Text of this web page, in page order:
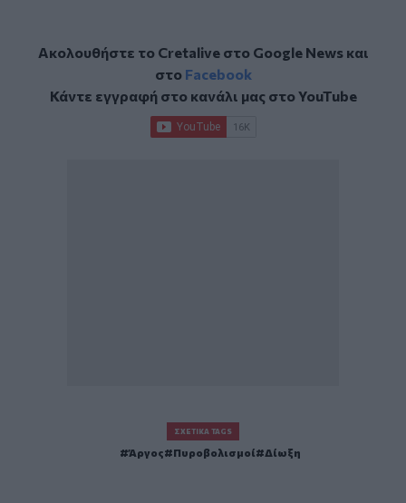
Ακολουθήστε το Cretalive στο Google Newsκαι
στο Facebook
Κάντε εγγραφή στο κανάλι μας στοYouTube
ΣΧΕΤΙΚΆ TAGS
Άργος Πυροβολισμοί Δίωξη